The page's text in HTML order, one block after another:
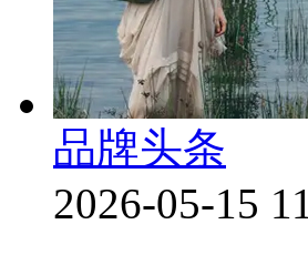
品牌头条
2026-05-15